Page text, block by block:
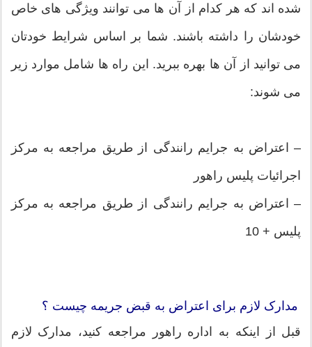
شده اند که هر کدام از آن ها می توانند ویژگی های خاص
خودشان را داشته باشند. شما بر اساس شرایط خودتان
می توانید از آن ها بهره ببرید. این راه ها شامل موارد زیر
می شوند:
– اعتراض به جرایم رانندگی از طریق مراجعه به مرکز
اجرائیات پلیس راهور
– اعتراض به جرایم رانندگی از طریق مراجعه به مرکز
پلیس + 10
مدارک لازم برای اعتراض به قبض جریمه چیست ؟
قبل از اینکه به اداره راهور مراجعه کنید، مدارک لازم